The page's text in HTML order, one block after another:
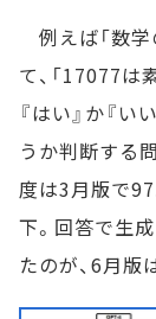
例えば「数学
て、「17077
『はい』か『
うか判断する
度は3月版で
下。回答で生
たのが、6月版